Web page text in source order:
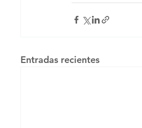
Entradas recientes